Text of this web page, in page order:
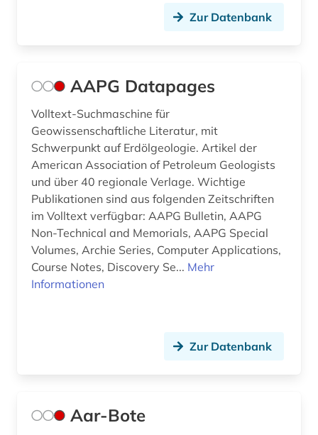
barßel (1)
basel (3)
bauwesen (1)
bayerisch-schwaben (2)
bayerische staatsbibliothek (6)
bayerische staatsbibliothek münchen (1)
bayern (14)
beherbergungsgewerbe tourismus
volkswirtschaft tourismus gaststättengewerbe
Zur Datenbank
AAPG Datapages
Volltext-Suchmaschine für
Geowissenschaftliche Literatur, mit
Schwerpunkt auf Erdölgeologie. Artikel der
American Association of Petroleum Geologists
und über 40 regionale Verlage. Wichtige
Publikationen sind aus folgenden Zeitschriften
im Volltext verfügbar: AAPG Bulletin, AAPG
Non-Technical and Memorials, AAPG Special
Volumes, Archie Series, Computer Applications,
Course Notes, Discovery Se... Mehr
Informationen
Zur Datenbank
Aar-Bote